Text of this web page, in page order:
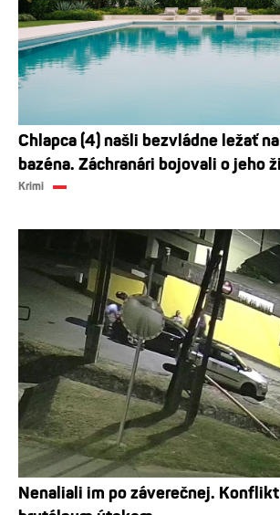
Chlapca (4) našli bezvládne ležať
bazéna. Záchranári bojovali o jeho
Krimi
Nenaliali im po záverečnej.